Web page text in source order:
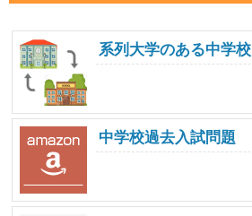
系列大学のある中学校
中学校過去入試問題